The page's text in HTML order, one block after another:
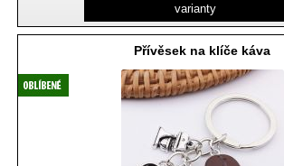
varianty
Přívěsek na klíče káva